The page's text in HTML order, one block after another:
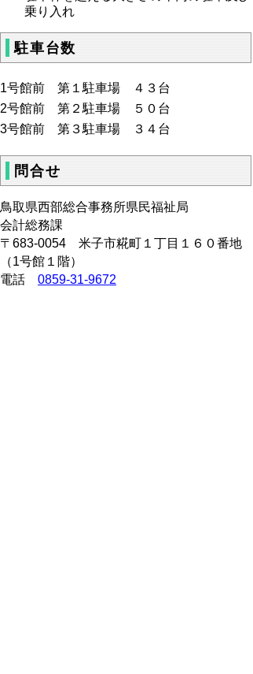
乗り入れ
駐車台数
1号館前 第１駐車場 ４３台
2号館前 第２駐車場 ５０台
3号館前 第３駐車場 ３４台
問合せ
鳥取県西部総合事務所県民福祉局
会計総務課
〒683-0054 米子市糀町１丁目１６０番地
（1号館１階）
電話 0859-31-9672